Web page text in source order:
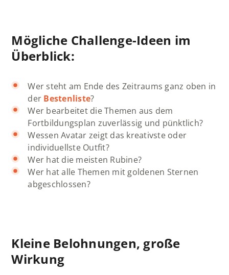
Mögliche Challenge-Ideen im
Überblick:
Wer steht am Ende des Zeitraums ganz oben in
der Bestenliste?
Wer bearbeitet die Themen aus dem
Fortbildungsplan zuverlässig und pünktlich?
Wessen Avatar zeigt das kreativste oder
individuellste Outfit?
Wer hat die meisten Rubine?
Wer hat alle Themen mit goldenen Sternen
abgeschlossen?
Kleine Belohnungen, große
Wirkung